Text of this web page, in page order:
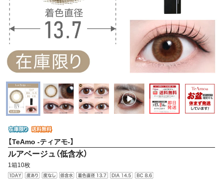
【TeAmo -ティアモ-】
ルアベージュ（低含水）
1箱10枚